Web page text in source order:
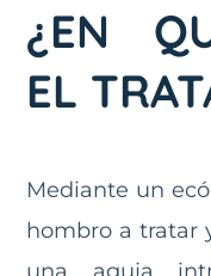
¿EN
EL
Mediante un
hombro a tratar